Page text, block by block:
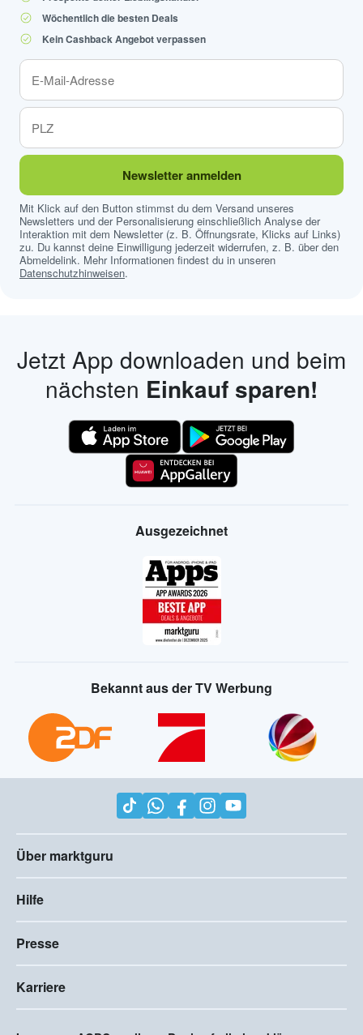
Wöchentlich die besten Deals
Kein Cashback Angebot verpassen
Newsletter anmelden
Mit Klick auf den Button stimmst du dem Versand unseres
Newsletters und der Personalisierung einschließlich Analyse der
Interaktion mit dem Newsletter (z. B. Öffnungsrate, Klicks auf Links)
zu. Du kannst deine Einwilligung jederzeit widerrufen, z. B. über den
Abmeldelink. Mehr Informationen findest du in unseren
Datenschutzhinweisen.
Jetzt App downloaden und beim
nächsten Einkauf sparen!
Ausgezeichnet
Bekannt aus der TV Werbung
Über marktguru
Hilfe
Presse
Karriere